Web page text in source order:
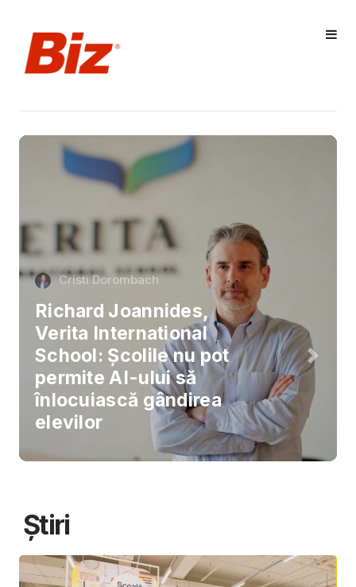
Cristi Dorombach
Richard Joannides,
Verita International
School: Școlile nu pot
permite AI-ului să
înlocuiască gândirea
elevilor
Știri